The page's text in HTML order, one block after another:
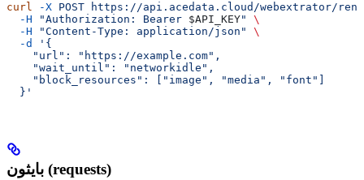
curl -X POST https://api.acedata.cloud/webextrator/
  -H
"Authorization: Bearer $API_KEY"
\
  -H
"Content-Type: application/json"
\
  -d
'{
    "url": "https://example.com",
    "wait_until": "networkidle",
    "block_resources": ["image", "media", "font"]
  }'
بايثون (requests)